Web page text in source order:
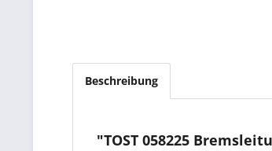
Beschreibung
"TOST 058225